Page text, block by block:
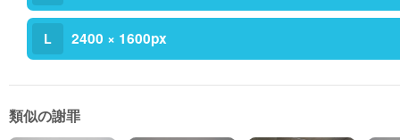
L 2400 × 1600px
類似の謝罪